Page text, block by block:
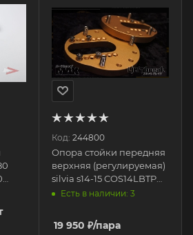
Код: 244800
Опора стойки передняя
верхняя (регулируемая)
silvia s14-15 COS14LBTP
Parts Shop MAX
Есть в наличии: 3
19 950 ₽/пара